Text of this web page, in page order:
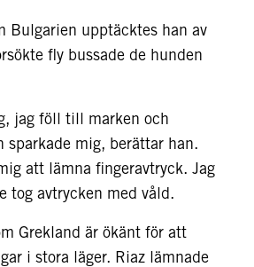
Bulgarien upptäcktes han av
fly bussade de hunden
jag föll till marken och
sparkade mig, berättar han.
att lämna fingeravtryck. Jag
tog avtrycken med våld.
Grekland är ökänt för att
i stora läger. Riaz lämnade